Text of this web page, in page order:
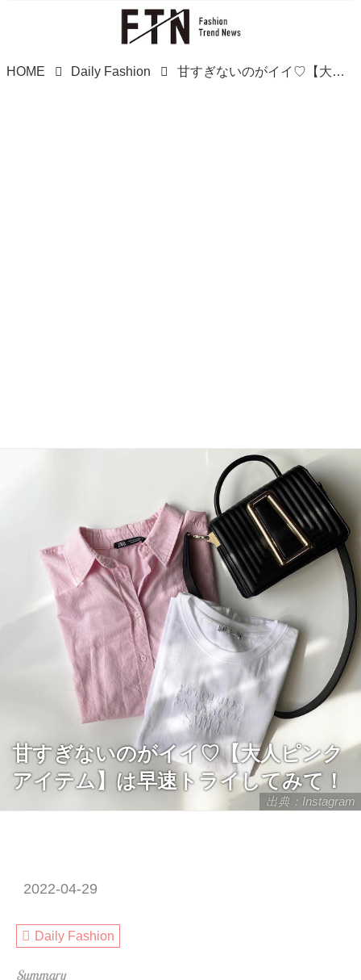
HOME Daily Fashion 甘すぎないのがイイ♡【大人ピンクアイテム】は早速トライしてみて！
出典：Instagram
甘すぎないのがイイ♡【大人ピンク
アイテム】は早速トライしてみて！
2022-04-29
Daily Fashion